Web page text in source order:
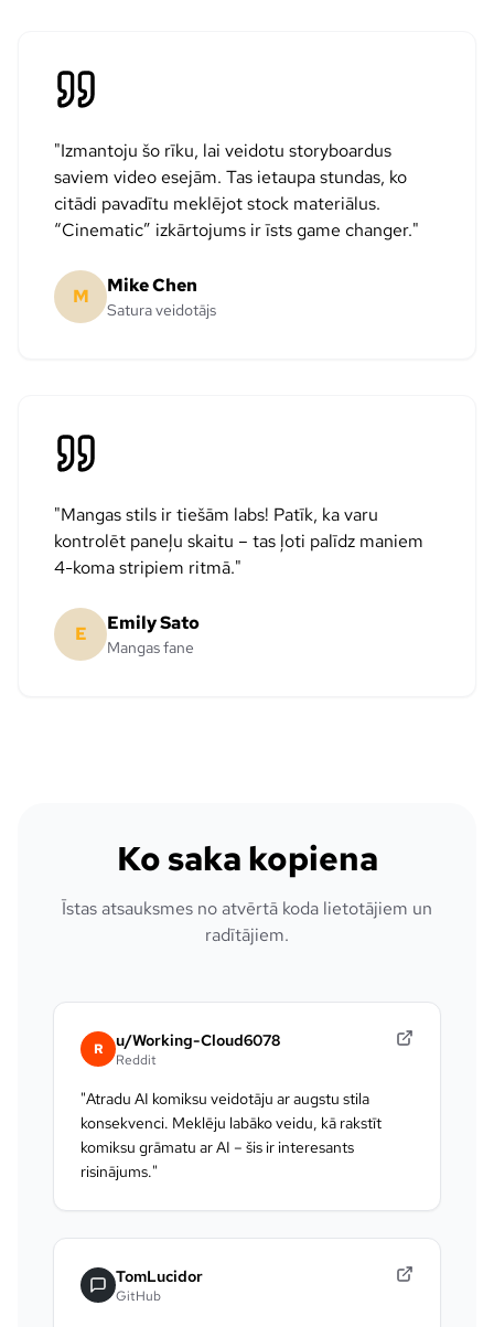
"Izmantoju šo rīku, lai veidotu storyboardus
saviem video esejām. Tas ietaupa stundas, ko
citādi pavadītu meklējot stock materiālus.
“Cinematic” izkārtojums ir īsts game changer."
M Mike Chen
Satura veidotājs
"Mangas stils ir tiešām labs! Patīk, ka varu
kontrolēt paneļu skaitu – tas ļoti palīdz maniem
4-koma stripiem ritmā."
E Emily Sato
Mangas fane
Ko saka kopiena
Īstas atsauksmes no atvērtā koda lietotājiem un
radītājiem.
R u/Working-Cloud6078
Reddit
"Atradu AI komiksu veidotāju ar augstu stila
konsekvenci. Meklēju labāko veidu, kā rakstīt
komiksu grāmatu ar AI – šis ir interesants
risinājums."
TomLucidor
GitHub